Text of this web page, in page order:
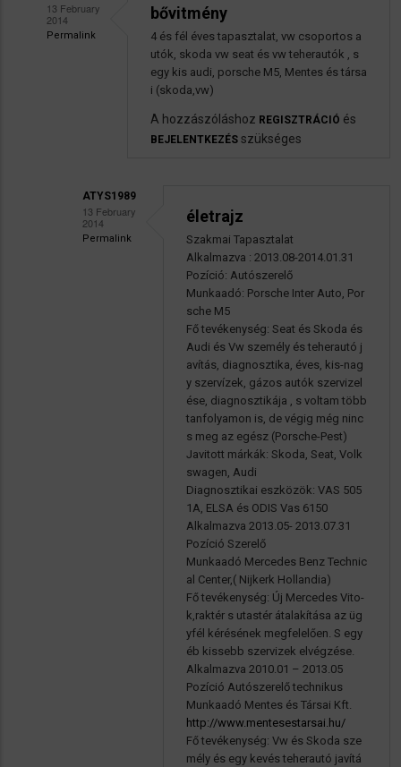
13 February
2014
Permalink
bővitmény
4 és fél éves tapasztalat, vw csoportos a
utók, skoda vw seat és vw teherautók , s
egy kis audi, porsche M5, Mentes és társa
i (skoda,vw)
A hozzászóláshoz REGISZTRÁCIÓ és
BEJELENTKEZÉS szükséges
ATYS1989
13 February
2014
Permalink
életrajz
Szakmai Tapasztalat
Alkalmazva : 2013.08-2014.01.31
Pozíció: Autószerelő
Munkaadó: Porsche Inter Auto, Por
sche M5
Fő tevékenység: Seat és Skoda és
Audi és Vw személy és teherautó j
avítás, diagnosztika, éves, kis-nag
y szervízek, gázos autók szervizel
ése, diagnosztikája , s voltam több
tanfolyamon is, de végig még ninc
s meg az egész (Porsche-Pest)
Javitott márkák: Skoda, Seat, Volk
swagen, Audi
Diagnosztikai eszközök: VAS 505
1A, ELSA és ODIS Vas 6150
Alkalmazva 2013.05- 2013.07.31
Pozíció Szerelő
Munkaadó Mercedes Benz Technic
al Center,( Nijkerk Hollandia)
Fő tevékenység: Új Mercedes Vito-
k,raktér s utastér átalakítása az üg
yfél kérésének megfelelően. S egy
éb kissebb szervizek elvégzése.
Alkalmazva 2010.01 – 2013.05
Pozíció Autószerelő technikus
Munkaadó Mentes és Társai Kft.
http://www.mentesestarsai.hu/
Fő tevékenység: Vw és Skoda sze
mély és egy kevés teherautó javítá